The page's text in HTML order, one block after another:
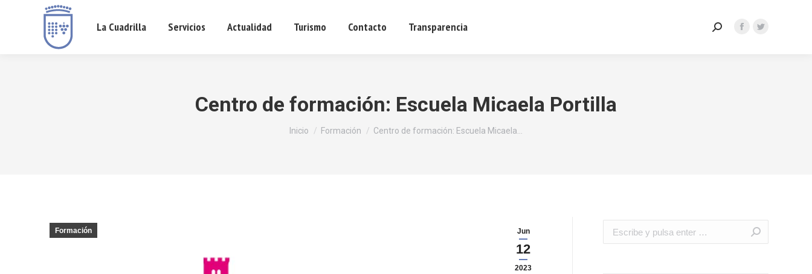
La Cuadrilla Servicios Actualidad Turismo Contacto Transparencia
Centro de formación: Escuela Micaela Portilla
Estás aquí:
Inicio Formación Centro de formación: Escuela Micaela…
Jun
12
2023
Formación